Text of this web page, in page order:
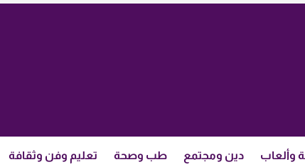
وألعاب دين ومجتمع طب وصحة تعليم وفن وثقافة